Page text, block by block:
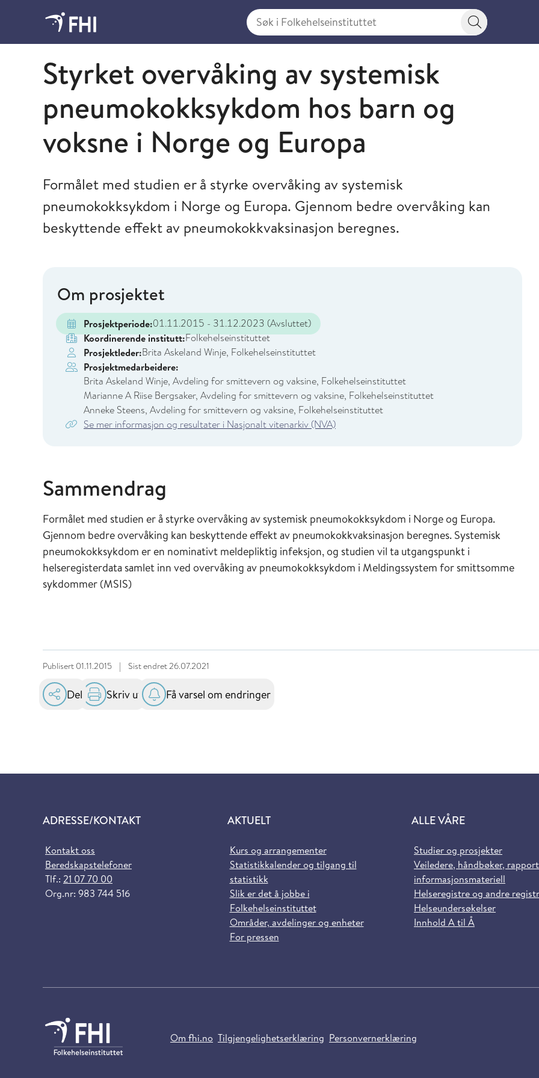
Søk i Folkehelseinstituttet
Søkeknapp
Folkehelseinstituttet
Styrket overvåking av systemisk
pneumokokksykdom hos barn og
voksne i Norge og Europa
Formålet med studien er å styrke overvåking av systemisk
pneumokokksykdom i Norge og Europa. Gjennom bedre overvåking kan
beskyttende effekt av pneumokokkvaksinasjon beregnes.
Om prosjektet
Prosjektperiode:01.11.2015 - 31.12.2023 (Avsluttet)
Koordinerende institutt:Folkehelseinstituttet
Prosjektleder:Brita Askeland Winje, Folkehelseinstituttet
Prosjektmedarbeidere:
Brita Askeland Winje, Avdeling for smittevern og vaksine, Folkehelseinstituttet
Marianne A Riise Bergsaker, Avdeling for smittevern og vaksine, Folkehelseinstituttet
Anneke Steens, Avdeling for smittevern og vaksine, Folkehelseinstituttet
Se mer informasjon og resultater i Nasjonalt vitenarkiv (NVA)
Sammendrag
Formålet med studien er å styrke overvåking av systemisk pneumokokksykdom i Norge og Europa.
Gjennom bedre overvåking kan beskyttende effekt av pneumokokkvaksinasjon beregnes. Systemisk
pneumokokksykdom er en nominativt meldepliktig infeksjon, og studien vil ta utgangspunkt i
helseregisterdata samlet inn ved overvåking av pneumokokksykdom i Meldingssystem for smittsomme
sykdommer (MSIS)
Publisert 01.11.2015 | Sist endret26.07.2021
Del Skriv ut Få varsel om endringer
ADRESSE/KONTAKT
Kontakt oss
Beredskapstelefoner
Tlf.: 21 07 70 00
Org.nr: 983 744 516
AKTUELT
Kurs og arrangementer
Statistikkalender og tilgang til
statistikk
Slik er det å jobbe i
Folkehelseinstituttet
Områder, avdelinger og enheter
For pressen
ALLE VÅRE
Studier og prosjekter
Veiledere, håndbøker,
informasjonsmateriell
Helseregistre og andre
Helseundersøkelser
Innhold A til Å
Om fhi.no Tilgjengelighetserklæring Personvernerklæring